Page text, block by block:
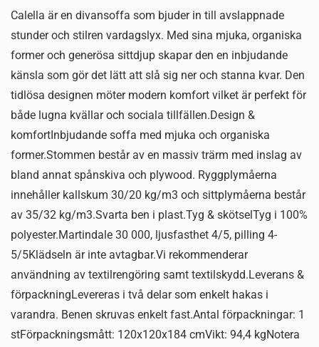
Calella är en divansoffa som bjuder in till avslappnade
stunder och stilren vardagslyx. Med sina mjuka, organiska
former och generösa sittdjup skapar den en inbjudande
känsla som gör det lätt att slå sig ner och stanna kvar. Den
tidlösa designen möter modern komfort vilket är perfekt för
både lugna kvällar och sociala tillfällen.Design &
komfortInbjudande soffa med mjuka och organiska
former.Stommen består av en massiv trärm med inslag av
bland annat spånskiva och plywood. Ryggplymåerna
innehåller kallskum 30/20 kg/m3 och sittplymåerna består
av 35/32 kg/m3.Svarta ben i plast.Tyg & skötselTyg i 100%
polyester.Martindale 30 000, ljusfasthet 4/5, pilling 4-
5/5Klädseln är inte avtagbar.Vi rekommenderar
användning av textilrengöring samt textilskydd.Leverans &
förpackningLevereras i två delar som enkelt hakas i
varandra. Benen skruvas enkelt fast.Antal förpackningar: 1
stFörpackningsmått: 120x120x184 cmVikt: 94,4 kgNotera